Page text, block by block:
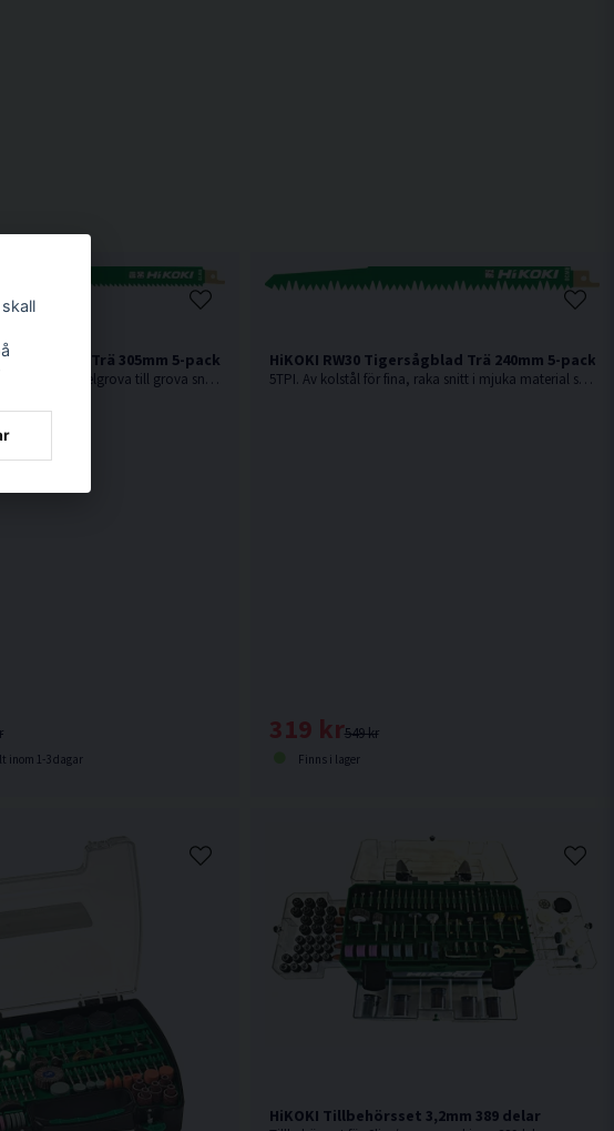
Trä 305mm 5-pack
3TPI. Av kolstål för snabba, medelgrova till grova snitt i mjuka material som t.ex mjukt trä.
inom 1-3 dagar
HiKOKI RW30 Tigersågblad Trä 240mm 5-pack
5TPI. Av kolstål för fina, raka snitt i mjuka material som t.ex mjukt trä.
549 kr
319 kr
Finns i lager
HiKOKI Tillbehörsset 3,2mm 389 delar